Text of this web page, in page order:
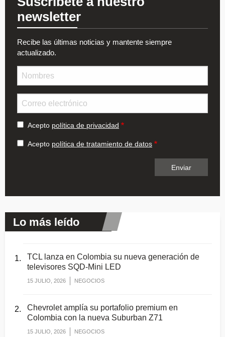
newsletter
Recibe las últimas noticias y mantente siempre
actualizado.
Acepto política de privacidad
Acepto política de tratamiento de datos
Lo más leído
TCL lanza en Colombia su nueva generación de
televisores SQD-Mini LED
15 JULIO, 2026 NEGOCIOS
Chevrolet amplía su portafolio premium en
Colombia con la nueva Suburban Z71
15 JULIO, 2026 NEGOCIOS